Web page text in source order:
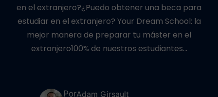
en el extranjero?¿Puedo obtener una beca para
estudiar en el extranjero? Your Dream School: la
mejor manera de preparar tu máster en el
extranjero100% de nuestros estudiantes…
PorAdam Girsault